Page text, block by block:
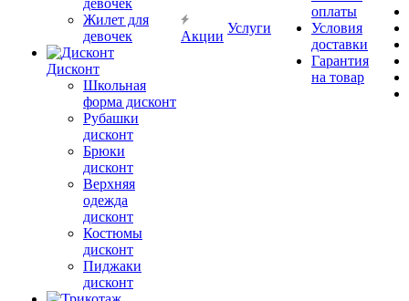
девочек
Жилет для
девочек
Дисконт
Школьная
форма дисконт
Рубашки
дисконт
Брюки
дисконт
Верхняя
одежда
дисконт
Костюмы
дисконт
Пиджаки
дисконт
Акции
Услуги
оплаты
Условия
доставки
Гарантия
на товар